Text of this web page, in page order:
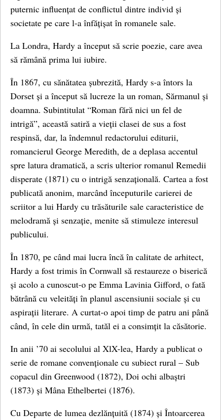
puternic influențat de conflictul dintre individ și
societate pe care l-a înfățișat în romanele sale.
La Londra, Hardy a început să scrie poezie, care avea
să rămână prima lui iubire.
În 1867, cu sănătatea șubrezită, Hardy s-a întors la
Dorset și a început să lucreze la un roman, Sărmanul și
doamna. Subintitulat “Roman fără nici un fel de
intrigă”, această satiră a vieții clasei de sus a fost
respinsă, dar, la îndemnul redactorului editurii,
romancierul George Meredith, de a deplasa accentul
spre latura dramatică, a scris ulterior romanul Remedii
disperate (1871) cu o intrigă senzațională. Cartea a fost
publicată anonim, marcând începuturile carierei de
scriitor a lui Hardy cu trăsăturile sale caracteristice de
melodramă și senzație, menite să stimuleze interesul
publicului.
În 1870, pe când mai lucra încă în calitate de arhitect,
Hardy a fost trimis în Cornwall să restaureze o biserică
și acolo a cunoscut-o pe Emma Lavinia Gifford, o fată
bătrână cu veleități în planul ascensiunii sociale și cu
aspirații literare. A curtat-o apoi timp de patru ani până
când, în cele din urmă, tatăl ei a consimțit la căsătorie.
In anii ’70 ai secolului al XlX-lea, Hardy a publicat o
serie de romane convenționale cu subiect rural – Sub
copacul din Greenwood (1872), Doi ochi albaștri
(1873) și Mâna Ethelbertei (1876).
Cu Departe de lumea dezlănțuită (1874) și Întoarcerea